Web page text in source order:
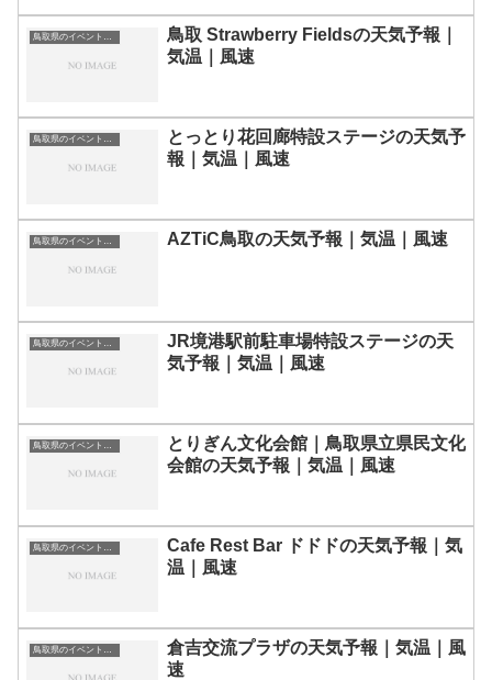
鳥取県のイベント会場一覧
鳥取 Strawberry Fieldsの天気予報｜
気温｜風速
鳥取県のイベント会場一覧
とっとり花回廊特設ステージの天気予
報｜気温｜風速
鳥取県のイベント会場一覧 AZTiC鳥取の天気予報｜気温｜風速
鳥取県のイベント会場一覧
JR境港駅前駐車場特設ステージの天
気予報｜気温｜風速
とりぎん文化会館｜鳥取県立県民文化
会館の天気予報｜気温｜風速
Cafe Rest Bar ドドドの天気予報｜気
温｜風速
倉吉交流プラザの天気予報｜気温｜風
速